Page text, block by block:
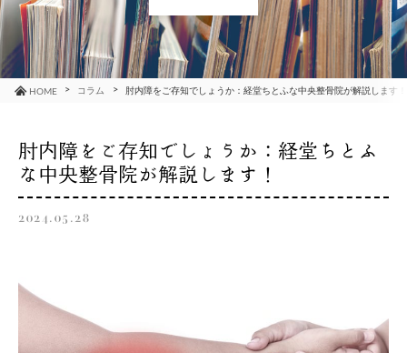
HOME コラム 肘内障をご存知でしょうか：経堂ちとふな中央整骨院が解説します！
肘内障をご存知でしょうか：経堂ちとふ
な中央整骨院が解説します！
2024.05.28
ブログ
コラム
アクセス